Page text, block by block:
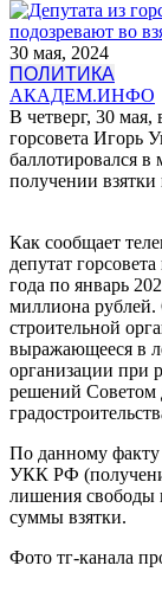
30 мая, 2024
ПОЛИТИКА
АКАДЕМ.ИНФО
В четверг, 30
горсовета Игорь
баллотировался в
получении
Как сообщает
депутат
года по январь
миллиона рублей.
строительной
выражающееся в
организации при
решений Советом
По данному факту
УКК РФ
лишения свободы
суммы взятки.
Фото тг-канала